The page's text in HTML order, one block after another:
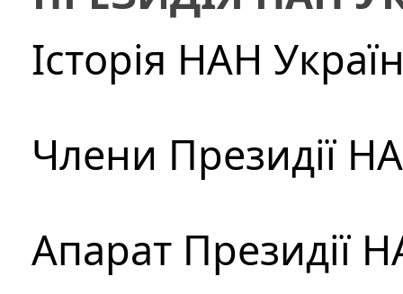
Історія НАН
Члени Президії
Апарат Президії